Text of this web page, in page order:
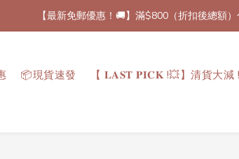
【最新免郵優惠！🚚】滿$800（折扣後總額
【每次消費儲分！🔖】 每消費 HKD$100 可
速加速加速！💨】 即日起所有預訂產品，下單後7至
【最新免郵優惠！🚚】滿$800（折扣後總額
📦現貨速發 【 𝐋𝐀𝐒𝐓 𝐏𝐈𝐂𝐊 !💥】清貨大減 !